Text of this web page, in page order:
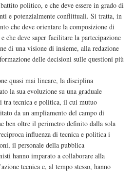
politico, e che deve essere in grado di
e potenzialmente conflittuali. Si tratta, in
che deve orientare la composizione di
deve saper facilitare la partecipazione
di una visione di insieme, alla redazione
delle decisioni sulle questioni più
quasi mai lineare, la disciplina
la sua evoluzione su una graduale
tra tecnica e politica, il cui mutuo
da un ampliamento del campo di
ben oltre il perimetro definito dalla sola
influenza di tecnica e politica i
il personale della pubblica
hanno imparato a collaborare alla
tecnica e, al tempo stesso, hanno